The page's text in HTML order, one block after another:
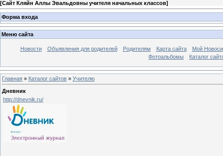
[Сайт Кляйн Аллы Эвальдовны учителя начальных классов]
Форма входа
Меню сайта
Новости Объявления для родителей Родителям Карта сайта
Мой
Фотоальбомы
Каталог
Главная » Каталог сайтов » Учителю
Дневник
http://dnevnik.ru/